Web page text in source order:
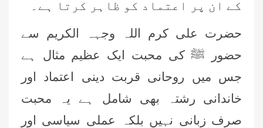
کے ان پر اعتماد کو ظاہر کرتا ہے۔
حضرت علی کرم اللہ وجہہ الکریم سے
حضور ﷺ کی محبت ایک عظیم مثال ہے
جس میں روحانی قربت دینی اعتماد اور
خاندانی رشتہ بھی شامل ہے یہ محبت
صرف زبانی نہیں بلکہ عملی سیاسی اور